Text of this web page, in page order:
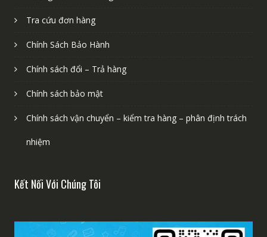
Tra cứu đơn hàng
Chính Sách Bảo Hành
Chính sách đổi – Trả hàng
Chính sách bảo mật
Chính sách vận chuyển – kiểm tra hàng – phân định trách
nhiệm
Kết Nối Với Chúng Tôi